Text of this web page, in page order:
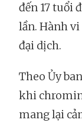
đến 17 tuổi
lần. Hành
đại dịch.
Theo Ủy
khi
mang lại